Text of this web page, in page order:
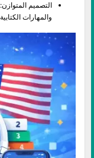
التصميم
والمهارات